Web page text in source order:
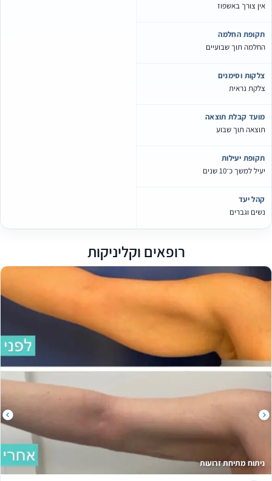
צורך באשפוז
החלמה
תוך שבועיים
וסימנים
נראית
קבלת תוצאה
תוך שבוע
יעילות
למשך כ־10 שנים
יעד
וגברים
רופאים וקליניקות
מתיחת זרועות